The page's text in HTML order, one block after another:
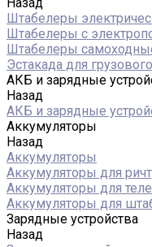
Штабелеры
Штабелеры с
Штабелеры
Эстакада для
АКБ и зарядные
Назад
АКБ и зарядные
Аккумуляторы
Назад
Аккумуляторы
Аккумуляторы для
Аккумуляторы для
Аккумуляторы для
Зарядные устройства
Назад